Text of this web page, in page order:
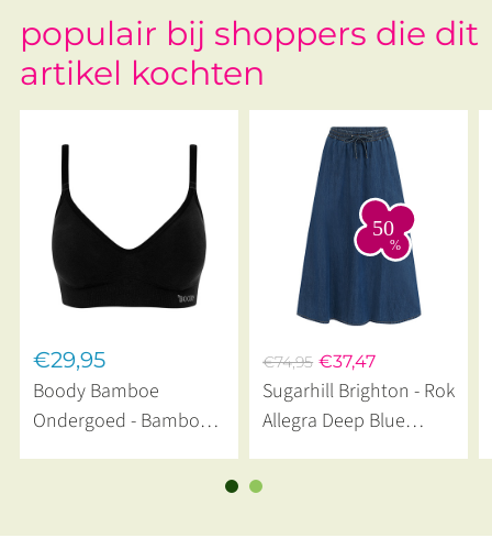
populair bij shoppers die dit
artikel kochten
€29,95
Boody Bamboe
Ondergoed - Bamboe
€74,95 €37,47
Sugarhill Brighton - Rok
Allegra Deep Blue